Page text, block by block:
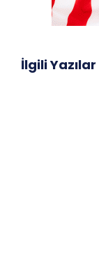
İlgili Yazılar